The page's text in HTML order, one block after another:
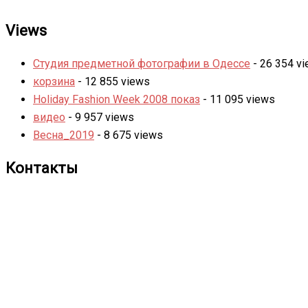
Views
Студия предметной фотографии в Одессе - 26 354
корзина - 12 855 views
Holiday Fashion Week 2008 показ - 11 095 views
видео - 9 957 views
Весна_2019 - 8 675 views
Контакты